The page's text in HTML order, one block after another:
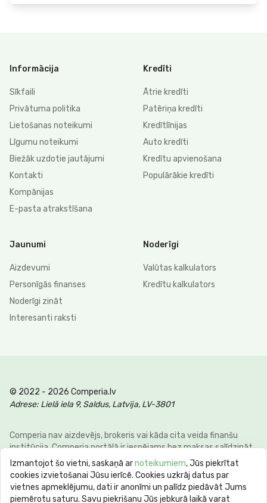
Informācija
Sīkfaili
Privātuma politika
Lietošanas noteikumi
Līgumu noteikumi
Biežāk uzdotie jautājumi
Kontakti
Kompānijas
E-pasta atrakstīšana
Kredīti
Ātrie kredīti
Patēriņa kredīti
Kredītlīnijas
Auto kredīti
Kredītu apvienošana
Populārākie kredīti
Jaunumi
Aizdevumi
Personīgās finanses
Noderīgi zināt
Interesanti raksti
Noderīgi
Valūtas kalkulators
Kredītu kalkulators
© 2022 - 2026 Comperia.lv
Adrese: Lielā iela 9, Saldus, Latvija, LV-3801
Comperia nav aizdevējs, brokeris vai kāda cita veida finanšu
institūcija. Comperia portālā ir iespējams bez maksas salīdzināt
dažādus personīgo finanšu veidus, lai klienti varētu ietaupīt savu
laiku un naudu. E-pasts:info@comperia.lv. Reprezentatīvs
piemērs: aizņemoties 5000 € uz 60 mēnešiem, mēneša
maksājums 106.93 €, kopējā summa 6415.59 €, gada procentu
Izmantojot šo vietni, saskaņā arnoteikumiem, Jūs piekrītat
cookies izvietošanai Jūsu ierīcē. Cookies uzkrāj datus par
vietnes apmeklējumu, dati ir anonīmi un palīdz piedāvāt Jums
piemērotu saturu. Savu piekrišanu Jūs jebkurā laikā varat